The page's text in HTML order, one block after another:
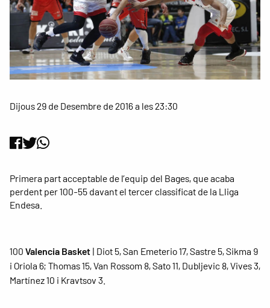
Dijous 29 de Desembre de 2016 a les 23:30
Primera part acceptable de l’equip del Bages, que acaba
perdent per 100-55 davant el tercer classificat de la Lliga
Endesa.
100 Valencia Basket | Diot 5, San Emeterio 17, Sastre 5, Sikma 9
i Oriola 6; Thomas 15, Van Rossom 8, Sato 11, Dubljevic 8, Vives 3,
Martínez 10 i Kravtsov 3.